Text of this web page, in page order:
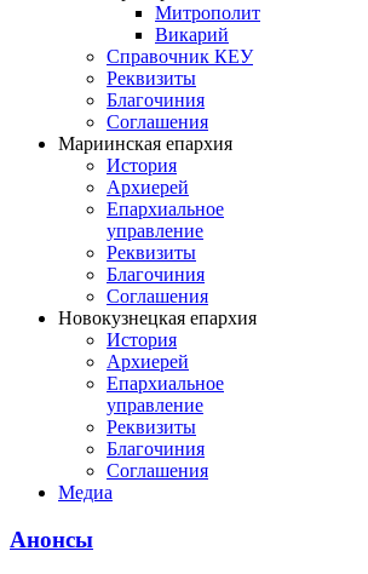
Митрополит
Викарий
Справочник КЕУ
Реквизиты
Благочиния
Соглашения
Мариинская епархия
История
Архиерей
Епархиальное
управление
Реквизиты
Благочиния
Соглашения
Новокузнецкая епархия
История
Архиерей
Епархиальное
управление
Реквизиты
Благочиния
Соглашения
Медиа
Анонсы